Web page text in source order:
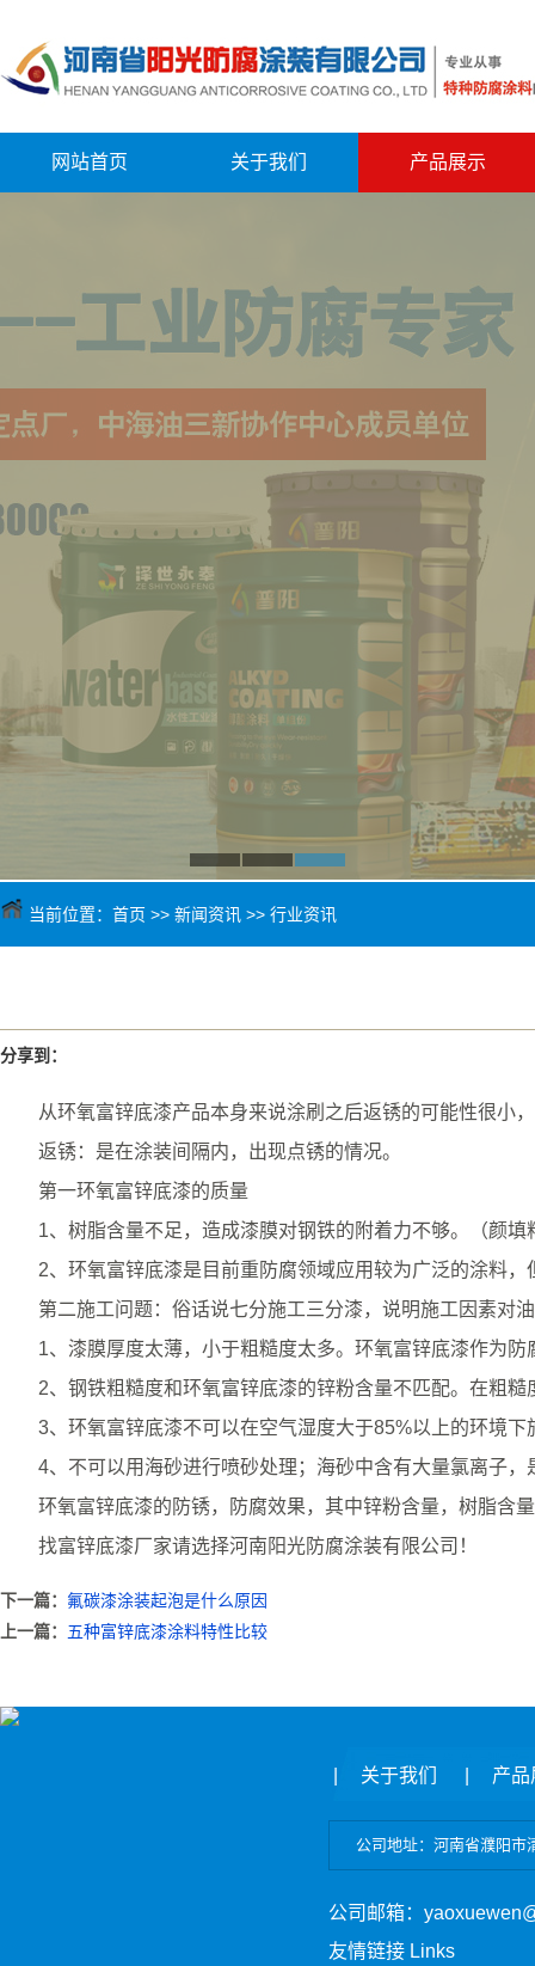
网站首页 关于我们 产品展示
当前位置： 首页 >> 新闻资讯 >> 行业资讯
分享到：
从环氧富锌底漆产品本身来说涂刷之后返锈的可能性很小，
返锈：是在涂装间隔内，出现点锈的情况。
第一环氧富锌底漆的质量
1、树脂含量不足，造成漆膜对钢铁的附着力不够。（颜填
2、环氧富锌底漆是目前重防腐领域应用较为广泛的涂料，
第二施工问题：俗话说七分施工三分漆，说明施工因素对油
1、漆膜厚度太薄，小于粗糙度太多。环氧富锌底漆作为防
2、钢铁粗糙度和环氧富锌底漆的锌粉含量不匹配。在粗糙
3、环氧富锌底漆不可以在空气湿度大于85%以上的环境下
4、不可以用海砂进行喷砂处理；海砂中含有大量氯离子，
环氧富锌底漆的防锈，防腐效果，其中锌粉含量，树脂含量
找富锌底漆厂家请选择河南阳光防腐涂装有限公司！
下一篇： 氟碳漆涂装起泡是什么原因
上一篇： 五种富锌底漆涂料特性比较
关于我们 产品
公司地址：河南省濮阳
公司邮箱：
友情链接 Links